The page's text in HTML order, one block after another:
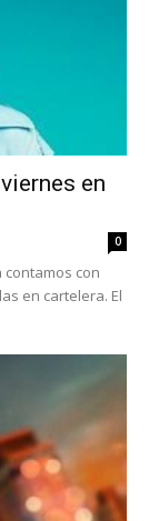
en
0
contamos con
en cartelera. El